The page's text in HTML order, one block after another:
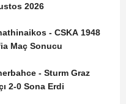
2026
- CSKA 1948
Maç Sonucu
- Sturm Graz
2-0 Sona Erdi